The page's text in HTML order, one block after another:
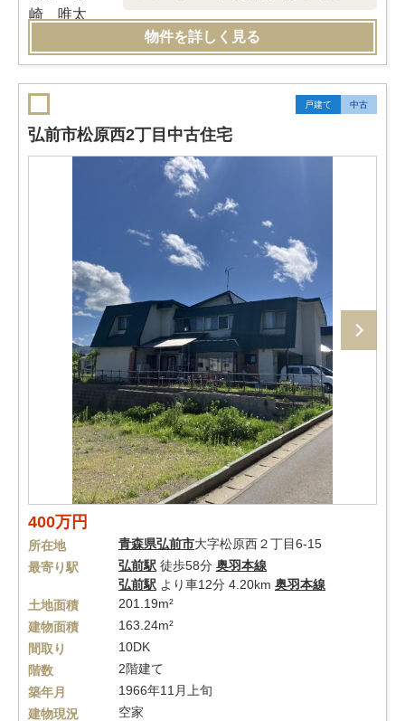
物件を詳しく見る
戸建て 中古
弘前市松原西2丁目中古住宅
400万円
所在地 青森県弘前市大字松原西２丁目6-15
最寄り駅
弘前駅 徒歩58分 奥羽本線
弘前駅 より車12分 4.20km 奥羽本線
土地面積
201.19m²
建物面積
163.24m²
間取り
10DK
階数
2階建て
築年月
1966年11月上旬
建物現況
空家